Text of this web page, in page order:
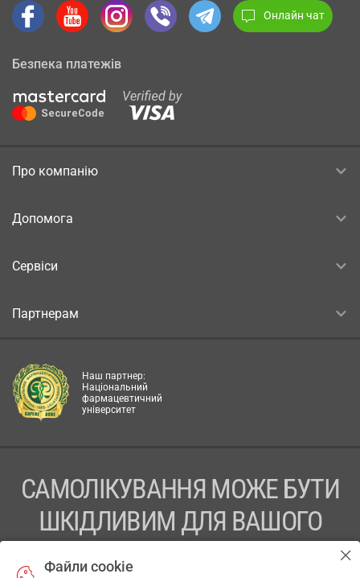
Онлайн чат
Безпека платежів
Про компанію
Допомога
Сервіси
Партнерам
Наш партнер:
Національний
фармацевтичний
університет
САМОЛІКУВАННЯ МОЖЕ БУТИ
ШКІДЛИВИМ ДЛЯ ВАШОГО
Файли cookie